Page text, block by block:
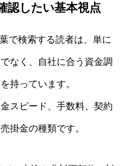
認したい基本視点
で検索する読者は、単に
なく、自社に合う資金調
持っています。
スピード、手数料、契約
掛金の種類です。